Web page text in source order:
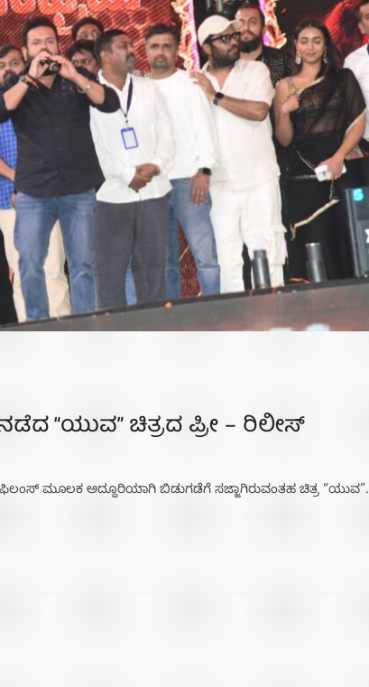
“ಯುವ” ಚಿತ್ರದ ಪ್ರೀ – ರಿಲೀಸ್
ಮೂಲಕ ಅದ್ದೂರಿಯಾಗಿ ಬಿಡುಗಡೆಗೆ ಸಜ್ಜಾಗಿರುವಂತಹ ಚಿತ್ರ “ಯುವ”.